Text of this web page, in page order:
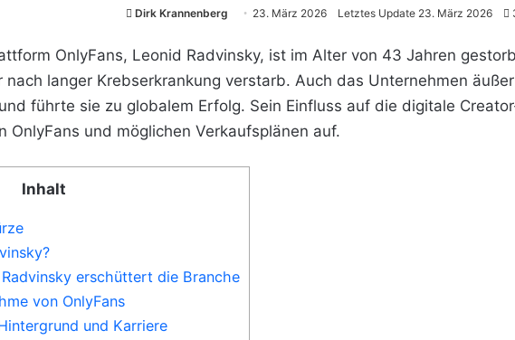
Dirk Krannenberg 23. März 2026 Letztes Update 23. März 2026
OnlyFans, Leonid Radvinsky, ist im Alter von 43 Jahren
langer Krebserkrankung verstarb. Auch das Unternehmen
führte sie zu globalem Erfolg. Sein Einfluss auf die digitale
OnlyFans und möglichen Verkaufsplänen auf.
Inhalt
erschüttert die Branche
von OnlyFans
und Karriere